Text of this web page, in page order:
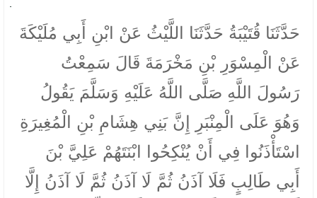
حَدَّثَنَا قُتَيْبَةُ حَدَّثَنَا اللَّيْثُ عَنْ ابْنِ أَبِي مُلَيْكَةَ
عَنْ الْمِسْوَرِ بْنِ مَخْرَمَةَ قَالَ سَمِعْتُ
رَسُولَ اللَّهِ صَلَّى اللَّهُ عَلَيْهِ وَسَلَّمَ يَقُولُ
وَهُوَ عَلَى الْمِنْبَرِ إِنَّ بَنِي هِشَامِ بْنِ الْمُغِيرَةِ
اسْتَأْذَنُوا فِي أَنْ يُنْكِحُوا ابْنَتَهُمْ عَلِيَّ بْنَ
أَبِي طَالِبٍ فَلَا آذَنُ ثُمَّ لَا آذَنُ ثُمَّ لَا آذَنُ إِلَّا